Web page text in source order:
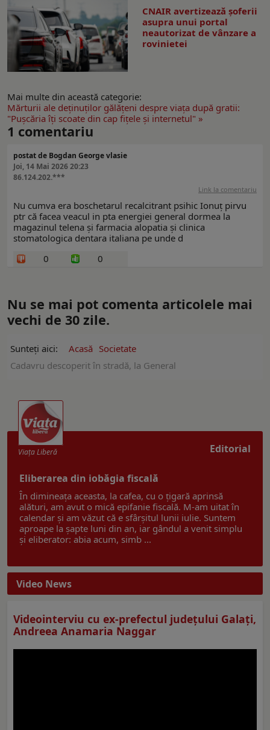
CNAIR avertizează șoferii
asupra unui portal
neautorizat de vânzare a
rovinietei
Mai multe din această categorie:
Mărturii ale deţinuţilor gălăţeni despre viaţa după gratii:
"Puşcăria îţi scoate din cap fiţele şi internetul" »
1 comentariu
postat de Bogdan George vlasie
Joi, 14 Mai 2026 20:23
86.124.202.***
Link la comentariu
Nu cumva era boschetarul recalcitrant psihic Ionuț pirvu
ptr că facea veacul in pta energiei general dormea la
magazinul telena și farmacia alopatia și clinica
stomatologica dentara italiana pe unde d
0
0
Nu se mai pot comenta articolele mai
vechi de 30 zile.
Sunteți aici: Acasă Societate
Cadavru descoperit în stradă, la General
Editorial
Viaţa Liberă
Eliberarea din iobăgia fiscală
În dimineața aceasta, la cafea, cu o țigară aprinsă
alături, am avut o mică epifanie fiscală. M-am uitat în
calendar și am văzut că e sfârșitul lunii iulie. Suntem
aproape la șapte luni din an, iar gândul a venit simplu
și eliberator: abia acum, simb ...
Video News
Videointerviu cu ex-prefectul judeţului Galaţi,
Andreea Anamaria Naggar